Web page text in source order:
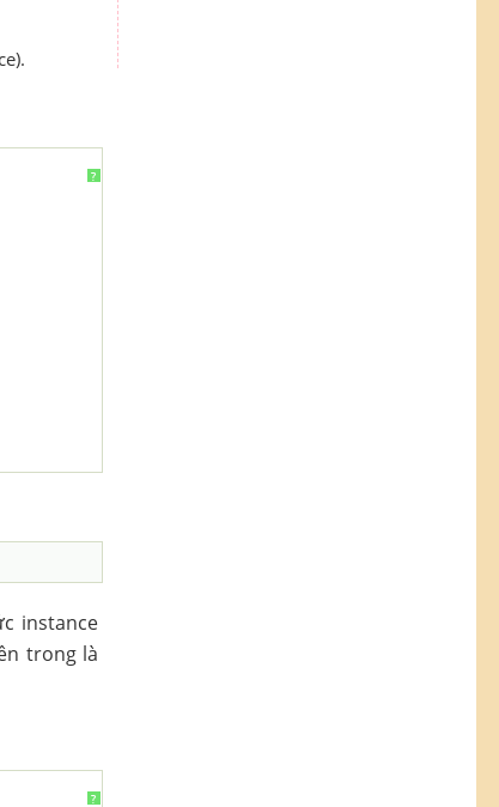
?
instance
trong là
?